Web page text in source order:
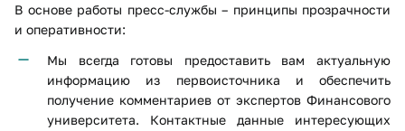
В основе работы пресс-службы – принципы прозрачности
и оперативности:
Мы всегда готовы предоставить вам актуальную
информацию из первоисточника и обеспечить
получение комментариев от экспертов Финансового
университета. Контактные данные интересующих